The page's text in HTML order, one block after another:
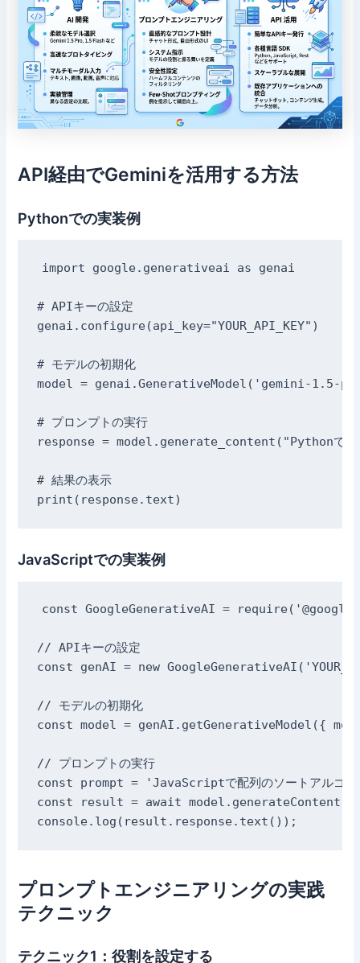
API経由でGeminiを活用する方法
Pythonでの実装例
import google.generativeai as genai
# APIキーの設定
genai.configure(api_key="YOUR_API_KEY")
# モデルの初期化
model = genai.GenerativeModel('gemini-1.5-
# プロンプトの実行
response = model.generate_content("Pythonで
# 結果の表示
JavaScriptでの実装例
const GoogleGenerativeAI =
// APIキーの設定
const genAI = new
// モデルの初期化
const model = genAI.getGenerativeModel({
// プロンプトの実行
const prompt = 'JavaScriptで配列のソートアルゴリ
const result = await
プロンプトエンジニアリングの実践
テクニック
テクニック1：役割を設定する